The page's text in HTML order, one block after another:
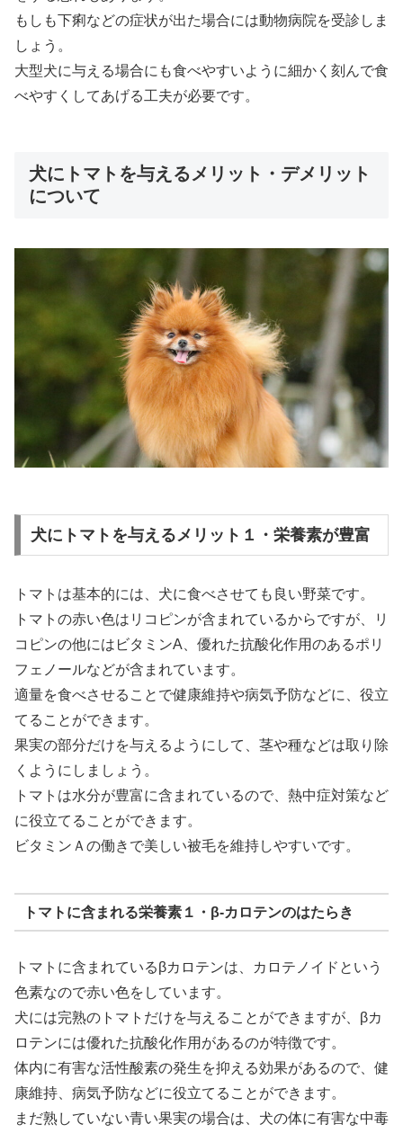
もしも下痢などの症状が出た場合には動物病院を受診しま
しょう。
大型犬に与える場合にも食べやすいように細かく刻んで食
べやすくしてあげる工夫が必要です。
犬にトマトを与えるメリット・デメリット
について
犬にトマトを与えるメリット１・栄養素が豊富
トマトは基本的には、犬に食べさせても良い野菜です。
トマトの赤い色はリコピンが含まれているからですが、リ
コピンの他にはビタミンA、優れた抗酸化作用のあるポリ
フェノールなどが含まれています。
適量を食べさせることで健康維持や病気予防などに、役立
てることができます。
果実の部分だけを与えるようにして、茎や種などは取り除
くようにしましょう。
トマトは水分が豊富に含まれているので、熱中症対策など
に役立てることができます。
ビタミンＡの働きで美しい被毛を維持しやすいです。
トマトに含まれる栄養素１・β-カロテンのはたらき
トマトに含まれているβカロテンは、カロテノイドという
色素なので赤い色をしています。
犬には完熟のトマトだけを与えることができますが、βカ
ロテンには優れた抗酸化作用があるのが特徴です。
体内に有害な活性酸素の発生を抑える効果があるので、健
康維持、病気予防などに役立てることができます。
まだ熟していない青い果実の場合は、犬の体に有害な中毒